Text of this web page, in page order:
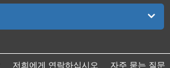
저희에게 연락하십시오 자주 묻는 질문